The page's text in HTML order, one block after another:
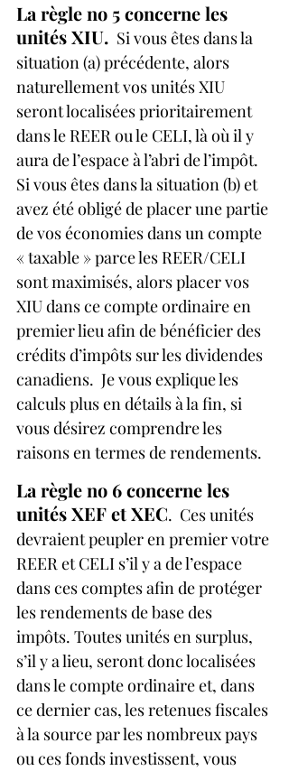
La règle no 5 concerne les
unités XIU. Si vous êtes dans la
situation (a) précédente, alors
naturellement vos unités XIU
seront localisées prioritairement
dans le REER ou le CELI, là où il y
aura de l’espace à l’abri de l’impôt.
Si vous êtes dans la situation (b) et
avez été obligé de placer une partie
de vos économies dans un compte
« taxable » parce les REER/CELI
sont maximisés, alors placer vos
XIU dans ce compte ordinaire en
premier lieu afin de bénéficier des
crédits d’impôts sur les dividendes
canadiens.  Je vous explique les
calculs plus en détails à la fin, si
vous désirez comprendre les
raisons en termes de rendements.
La règle no 6 concerne les
unités XEF et XEC.  Ces unités
devraient peupler en premier votre
REER et CELI s’il y a de l’espace
dans ces comptes afin de protéger
les rendements de base des
impôts. Toutes unités en surplus,
s’il y a lieu, seront donc localisées
dans le compte ordinaire et, dans
ce dernier cas, les retenues fiscales
à la source par les nombreux pays
ou ces fonds investissent, vous